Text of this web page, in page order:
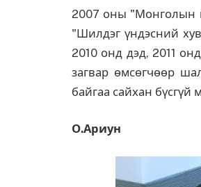
2007 оны "Монголын
"Шилдэг үндэсний
2010 онд дэд, 2011
загвар өмсөгчөөр
байгаа сайхан бүсгүй
О.Ариун